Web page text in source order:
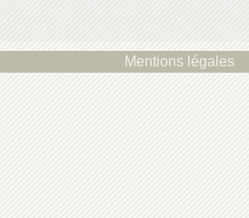
Mentions légales